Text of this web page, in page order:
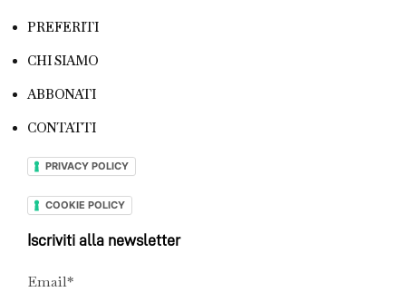
PREFERITI
CHI SIAMO
ABBONATI
CONTATTI
PRIVACY POLICY
COOKIE POLICY
Iscriviti alla newsletter
Email*